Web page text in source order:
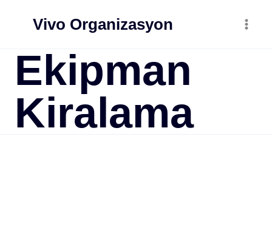
Vivo Organizasyon
Ekipman
Kiralama